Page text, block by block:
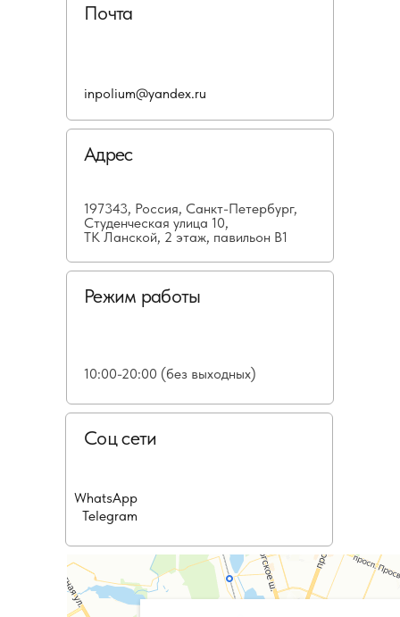
Почта
Адрес
197343, Россия, Санкт-Петербург,
Студенческая улица 10,
ТК Ланской, 2 этаж, павильон В1
Режим работы
10:00-20:00 (без выходных)
Соц сети
inpolium@yandex.ru
WhatsApp
Telegram